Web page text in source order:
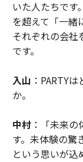
いた人たちです
を超えて「一緒
それぞれの会社
です。
入山 ：PARTY
か。
中村：「未来の
す。未体験の驚
という思いが込